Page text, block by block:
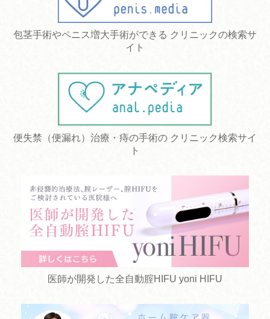
包茎手術やペニス増大手術ができる クリニックの検索サ
イト
便失禁（便漏れ）治療・痔の手術の クリニック検索サイ
ト
医師が開発した全自動腟HIFU yoni HIFU